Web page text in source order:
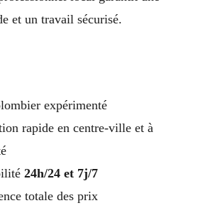
et un travail sécurisé.
expérimenté
rapide en centre-ville et à
24h/24 et 7j/7
totale des prix